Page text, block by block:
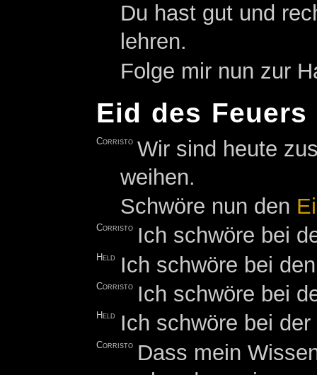
Du hast gut und
lehren.
Folge mir nun zur
Eid des Feuers
Corristo Wir sind heute
weihen.
Schwöre nun den
Corristo Ich schwöre bei
Held Ich schwöre bei
Corristo Ich schwöre bei
Held Ich schwöre bei
Corristo Dass mein